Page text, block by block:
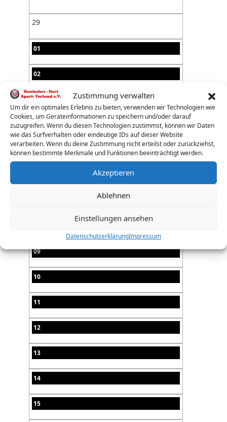
Zustimmung verwalten
Um dir ein optimales Erlebnis zu bieten, verwenden wir Technologien wie
Cookies, um Geräteinformationen zu speichern und/oder darauf
zuzugreifen. Wenn du diesen Technologien zustimmst, können wir Daten
wie das Surfverhalten oder eindeutige IDs auf dieser Website
verarbeiten. Wenn du deine Zustimmung nicht erteilst oder zurückziehst,
können bestimmte Merkmale und Funktionen beeinträchtigt werden.
Akzeptieren
Ablehnen
Einstellungen ansehen
DatenschutzerklärungImpressum
29
01
02
03
04
05
09
10
11
12
13
14
15